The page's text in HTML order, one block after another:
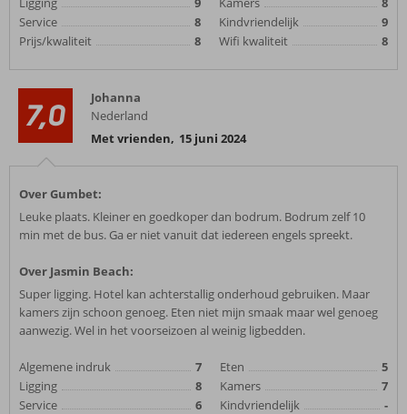
Service
8
Prijs/kwaliteit
8
Kindvriendelijk
9
Wifi kwaliteit
8
7,0
Johanna
Nederland
Met vrienden, 15 juni 2024
Over Gumbet:
Leuke plaats. Kleiner en goedkoper dan bodrum. Bodrum zelf 10
min met de bus. Ga er niet vanuit dat iedereen engels spreekt.
Over Jasmin Beach:
Super ligging. Hotel kan achterstallig onderhoud gebruiken. Maar
kamers zijn schoon genoeg. Eten niet mijn smaak maar wel genoeg
aanwezig. Wel in het voorseizoen al weinig ligbedden.
Algemene indruk
7
Ligging
8
Service
6
Eten
5
Kamers
7
Kindvriendelijk
-